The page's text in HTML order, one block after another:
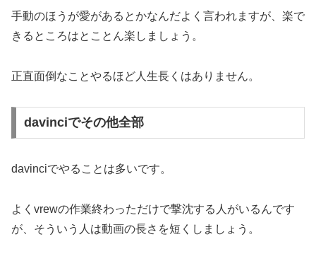
手動のほうが愛があるとかなんだよく言われますが、楽で
きるところはとことん楽しましょう。
正直面倒なことやるほど人生長くはありません。
davinciでその他全部
davinciでやることは多いです。
よくvrewの作業終わっただけで撃沈する人がいるんです
が、そういう人は動画の長さを短くしましょう。